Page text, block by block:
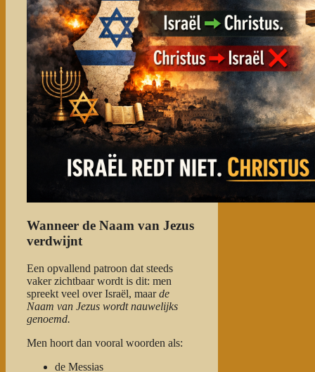
Wanneer de Naam van Jezus
verdwijnt
Een opvallend patroon dat steeds
vaker zichtbaar wordt is dit: men
spreekt veel over Israël, maarde
Naam van Jezus wordt nauwelijks
genoemd.
Men hoort dan vooral woorden als:
de Messias